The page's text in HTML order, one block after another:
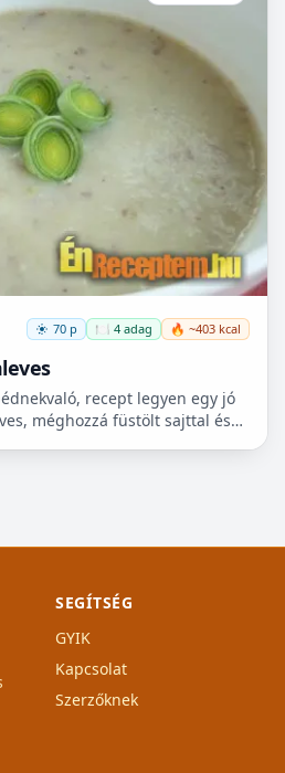
70 p 🍽️ 4 adag 🔥 ~403 kcal
recept legyen egy jó
méghozzá füstölt sajttal és
SEGÍTSÉG
GYIK
Kapcsolat
Szerzőknek